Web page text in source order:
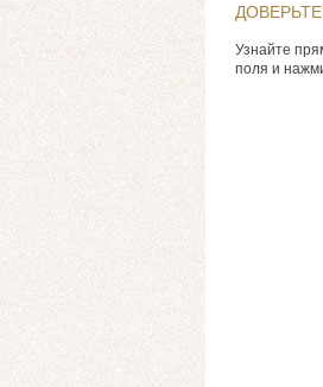
Узнайте
поля и